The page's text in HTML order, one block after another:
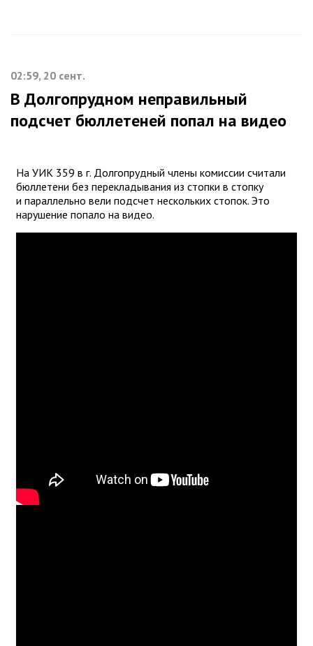
02:59, 20 сент.
В Долгопрудном неправильный
подсчет бюллетеней попал на видео
На УИК 359 в г. Долгопрудный члены комиссии считали
бюллетени без перекладывания из стопки в стопку
и параллельно вели подсчет нескольких стопок. Это
нарушение попало на видео.